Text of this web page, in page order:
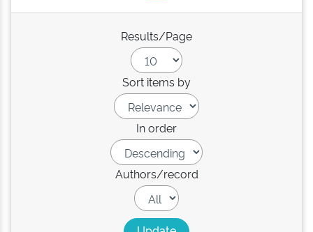
Results/Page
Sort items by
In order
Authors/record